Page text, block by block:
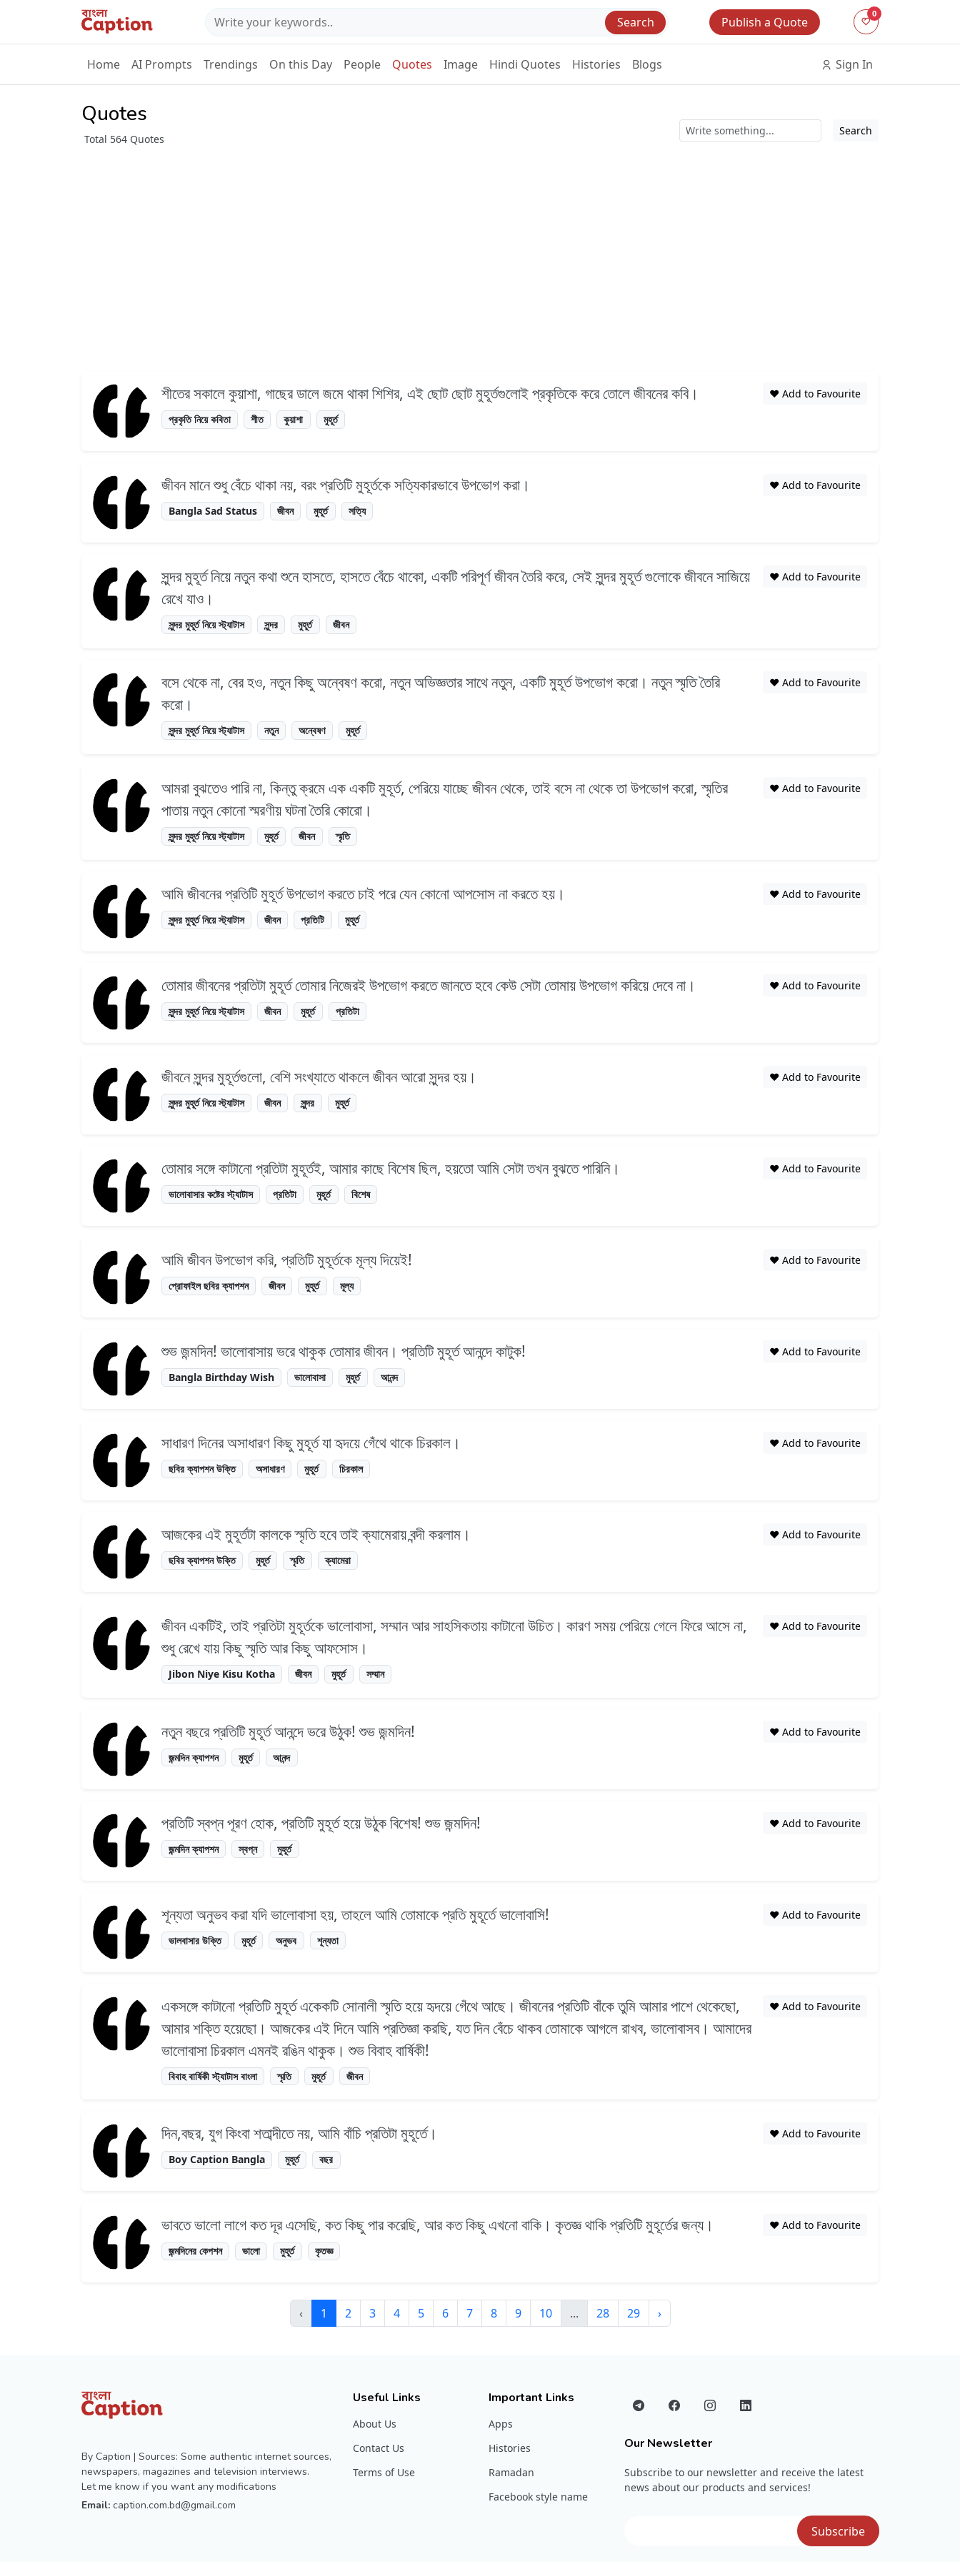
Search Publish a Quote
0
Home AI Prompts Trendings On this Day People Quotes Image Hindi Quotes Histories Blogs Sign In
Quotes
Total 564 Quotes
Search
শীতের সকালে কুয়াশা, গাছের ডালে জমে থাকা শিশির, এই ছোট ছোট মুহূর্তগুলোই প্রকৃতিকে করে তোলে জীবনের কবি।
প্রকৃতি নিয়ে কবিতা শীত কুয়াশা মুহূর্ত
❤️ Add to Favourite
জীবন মানে শুধু বেঁচে থাকা নয়, বরং প্রতিটি মুহূর্তকে সত্যিকারভাবে উপভোগ করা।
Bangla Sad Status জীবন মুহূর্ত সত্যি
❤️ Add to Favourite
সুন্দর মুহূর্ত নিয়ে নতুন কথা শুনে হাসতে, হাসতে বেঁচে থাকো, একটি পরিপূর্ণ জীবন তৈরি করে, সেই সুন্দর মুহূর্ত গুলোকে জীবনে সাজিয়ে
রেখে যাও।
সুন্দর মুহূর্ত নিয়ে স্ট্যাটাস সুন্দর মুহূর্ত জীবন
❤️ Add to Favourite
বসে থেকে না, বের হও, নতুন কিছু অন্বেষণ করো, নতুন অভিজ্ঞতার সাথে নতুন, একটি মুহূর্ত উপভোগ করো। নতুন স্মৃতি তৈরি
করো।
সুন্দর মুহূর্ত নিয়ে স্ট্যাটাস নতুন অন্বেষণ মুহূর্ত
❤️ Add to Favourite
আমরা বুঝতেও পারি না, কিন্তু ক্রমে এক একটি মুহূর্ত, পেরিয়ে যাচ্ছে জীবন থেকে, তাই বসে না থেকে তা উপভোগ করো, স্মৃতির
পাতায় নতুন কোনো স্মরণীয় ঘটনা তৈরি কোরো।
সুন্দর মুহূর্ত নিয়ে স্ট্যাটাস মুহূর্ত জীবন স্মৃতি
❤️ Add to Favourite
আমি জীবনের প্রতিটি মুহূর্ত উপভোগ করতে চাই পরে যেন কোনো আপসোস না করতে হয়।
সুন্দর মুহূর্ত নিয়ে স্ট্যাটাস জীবন প্রতিটি মুহূর্ত
❤️ Add to Favourite
তোমার জীবনের প্রতিটা মুহূর্ত তোমার নিজেরই উপভোগ করতে জানতে হবে কেউ সেটা তোমায় উপভোগ করিয়ে দেবে না।
সুন্দর মুহূর্ত নিয়ে স্ট্যাটাস জীবন মুহূর্ত প্রতিটা
❤️ Add to Favourite
জীবনে সুন্দর মুহূর্তগুলো, বেশি সংখ্যাতে থাকলে জীবন আরো সুন্দর হয়।
সুন্দর মুহূর্ত নিয়ে স্ট্যাটাস জীবন সুন্দর মুহূর্ত
❤️ Add to Favourite
তোমার সঙ্গে কাটানো প্রতিটা মুহূর্তই, আমার কাছে বিশেষ ছিল, হয়তো আমি সেটা তখন বুঝতে পারিনি।
ভালোবাসার কষ্টের স্ট্যাটাস প্রতিটা মুহূর্ত বিশেষ
❤️ Add to Favourite
আমি জীবন উপভোগ করি, প্রতিটি মুহূর্তকে মূল্য দিয়েই!
প্রোফাইল ছবির ক্যাপশন জীবন মুহূর্ত মূল্য
❤️ Add to Favourite
শুভ জন্মদিন! ভালোবাসায় ভরে থাকুক তোমার জীবন। প্রতিটি মুহূর্ত আনন্দে কাটুক!
Bangla Birthday Wish ভালোবাসা মুহূর্ত আনন্দ
❤️ Add to Favourite
সাধারণ দিনের অসাধারণ কিছু মুহূর্ত যা হৃদয়ে গেঁথে থাকে চিরকাল।
ছবির ক্যাপশন উক্তি অসাধারণ মুহূর্ত চিরকাল
❤️ Add to Favourite
আজকের এই মুহূর্তটা কালকে স্মৃতি হবে তাই ক্যামেরায় বন্দী করলাম।
ছবির ক্যাপশন উক্তি মুহূর্ত স্মৃতি ক্যামেরা
❤️ Add to Favourite
জীবন একটিই, তাই প্রতিটা মুহূর্তকে ভালোবাসা, সম্মান আর সাহসিকতায় কাটানো উচিত। কারণ সময় পেরিয়ে গেলে ফিরে আসে না,
শুধু রেখে যায় কিছু স্মৃতি আর কিছু আফসোস।
Jibon Niye Kisu Kotha জীবন মুহূর্ত সম্মান
❤️ Add to Favourite
নতুন বছরে প্রতিটি মুহূর্ত আনন্দে ভরে উঠুক! শুভ জন্মদিন!
জন্মদিন ক্যাপশন মুহূর্ত আনন্দ
❤️ Add to Favourite
প্রতিটি স্বপ্ন পূরণ হোক, প্রতিটি মুহূর্ত হয়ে উঠুক বিশেষ! শুভ জন্মদিন!
জন্মদিন ক্যাপশন স্বপ্ন মুহূর্ত
❤️ Add to Favourite
শূন্যতা অনুভব করা যদি ভালোবাসা হয়, তাহলে আমি তোমাকে প্রতি মুহূর্তে ভালোবাসি!
ভালবাসার উক্তি মুহূর্ত অনুভব শূন্যতা
❤️ Add to Favourite
একসঙ্গে কাটানো প্রতিটি মুহূর্ত একেকটি সোনালী স্মৃতি হয়ে হৃদয়ে গেঁথে আছে। জীবনের প্রতিটি বাঁকে তুমি আমার পাশে থেকেছো,
আমার শক্তি হয়েছো। আজকের এই দিনে আমি প্রতিজ্ঞা করছি, যত দিন বেঁচে থাকব তোমাকে আগলে রাখব, ভালোবাসব। আমাদের
ভালোবাসা চিরকাল এমনই রঙিন থাকুক। শুভ বিবাহ বার্ষিকী!
বিবাহ বার্ষিকী স্ট্যাটাস বাংলা স্মৃতি মুহূর্ত জীবন
❤️ Add to Favourite
দিন,বছর, যুগ কিংবা শতাব্দীতে নয়, আমি বাঁচি প্রতিটা মুহূর্তে।
Boy Caption Bangla মুহূর্ত বছর
❤️ Add to Favourite
ভাবতে ভালো লাগে কত দূর এসেছি, কত কিছু পার করেছি, আর কত কিছু এখনো বাকি। কৃতজ্ঞ থাকি প্রতিটি মুহূর্তের জন্য।
জন্মদিনের কেপশন ভালো মুহূর্ত কৃতজ্ঞ
❤️ Add to Favourite
‹ 1 2 3 4 5 6 7 8 9 10 ... 28 29 ›
By Caption | Sources: Some authentic internet sources,
newspapers, magazines and television interviews.
Let me know if you want any modifications
Email: caption.com.bd@gmail.com
Useful Links
About Us
Contact Us
Terms of Use
Important Links
Apps
Histories
Ramadan
Facebook style name
Our Newsletter
Subscribe to our newsletter and receive the latest
news about our products and services!